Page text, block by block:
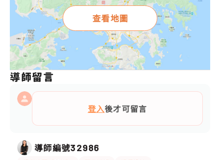
查看地圖
導師留言
登入後才可留言
導師編號32986